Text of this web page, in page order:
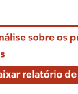
O reuso